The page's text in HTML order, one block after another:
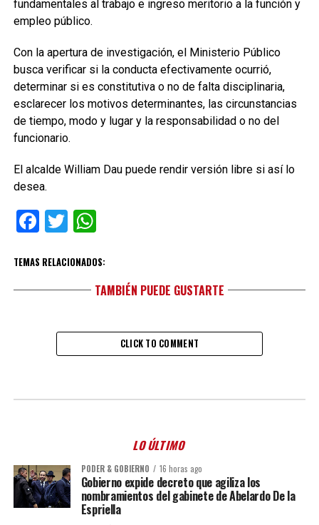
fundamentales al trabajo e ingreso meritorio a la función y
empleo público.
Con la apertura de investigación, el Ministerio Público
busca verificar si la conducta efectivamente ocurrió,
determinar si es constitutiva o no de falta disciplinaria,
esclarecer los motivos determinantes, las circunstancias
de tiempo, modo y lugar y la responsabilidad o no del
funcionario.
El alcalde William Dau puede rendir versión libre si así lo
desea.
Facebook
TwitterWhatsApp
TEMAS RELACIONADOS:
TAMBIÉN PUEDE GUSTARTE
CLICK TO COMMENT
LO ÚLTIMO
PODER & GOBIERNO 16 horas ago
Gobierno expide decreto que agiliza los
nombramientos del gabinete de Abelardo De la
Espriella